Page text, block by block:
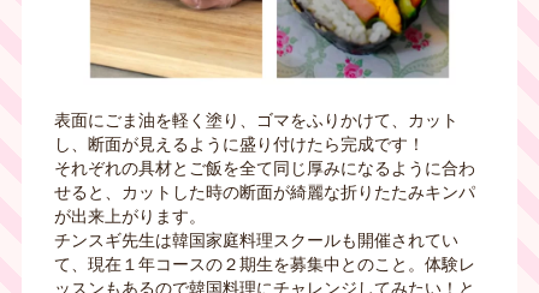
表面にごま油を軽く塗り、ゴマをふりかけて、カット
し、断面が見えるように盛り付けたら完成です！
それぞれの具材とご飯を全て同じ厚みになるように合わ
せると、カットした時の断面が綺麗な折りたたみキンパ
が出来上がります。
チンスギ先生は韓国家庭料理スクールも開催されてい
て、現在１年コースの２期生を募集中とのこと。体験レ
ッスンもあるので韓国料理にチャレンジしてみたい！と